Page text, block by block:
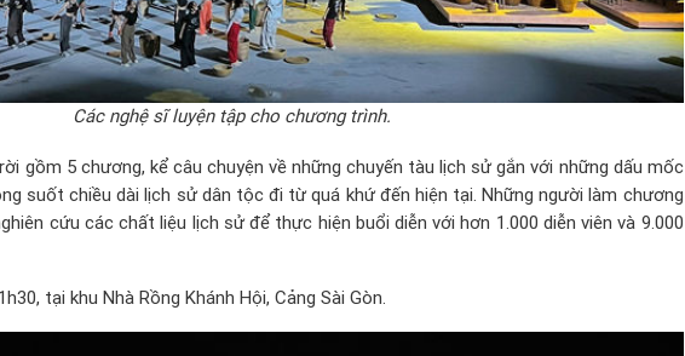
Các nghệ sĩ luyện tập cho chương trình.
gồm 5 chương, kể câu chuyện về những chuyến tàu lịch sử gắn với những dấu mốc
suốt chiều dài lịch sử dân tộc đi từ quá khứ đến hiện tại. Những người làm chương
cứu các chất liệu lịch sử để thực hiện buổi diễn với hơn 1.000 diễn viên và 9.000
tại khu Nhà Rồng Khánh Hội, Cảng Sài Gòn.